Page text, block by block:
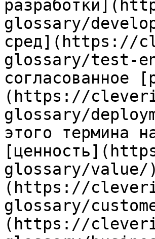
glossary/
сред](https://
glossary/test-
согласованное
(https://
glossary/
этого термина
glossary/value/
(https://
glossary/
(https://